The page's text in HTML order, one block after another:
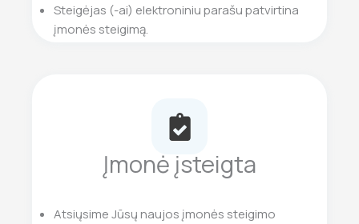
Steigėjas (-ai) elektroniniu parašu patvirtina
įmonės steigimą.
Įmonė įsteigta
Atsiųsime Jūsų naujos įmonės steigimo